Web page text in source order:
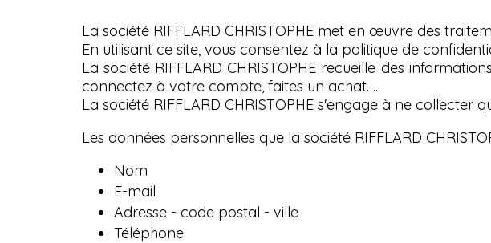
La société RIFFLARD CHRISTOPHE met en œuvre des
En utilisant ce site, vous consentez à la politique de
La société RIFFLARD CHRISTOPHE recueille des
connectez à votre compte, faites un achat….
La société RIFFLARD CHRISTOPHE s'engage à ne collecter
Les données personnelles que la société RIFFLARD
Nom
E-mail
Adresse - code postal - ville
Téléphone